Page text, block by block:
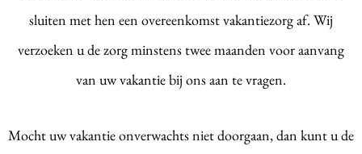
sluiten met hen een overeenkomst vakantiezorg af. Wij
verzoeken u de zorg minstens twee maanden voor aanvang
van uw vakantie bij ons aan te vragen.
Mocht uw vakantie onverwachts niet doorgaan, dan kunt u de